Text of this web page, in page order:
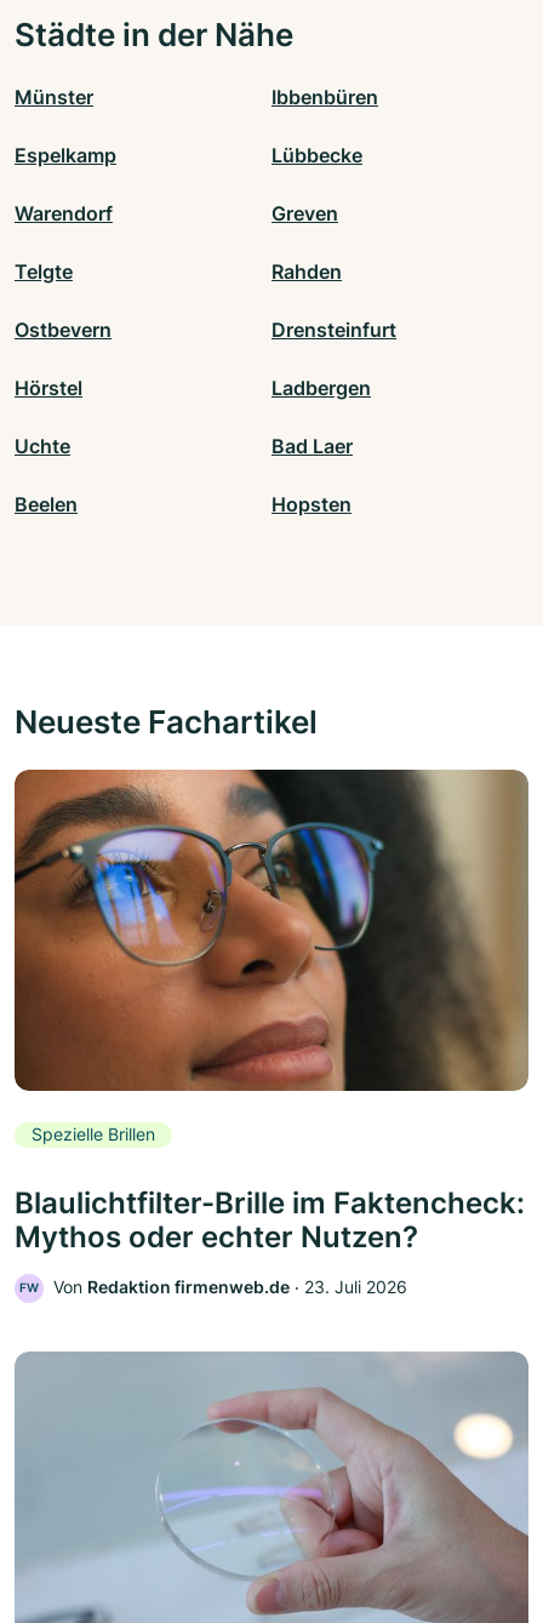
Städte in der Nähe
Münster Ibbenbüren
Espelkamp Lübbecke
Warendorf Greven
Telgte Rahden
Ostbevern Drensteinfurt
Hörstel Ladbergen
Uchte Bad Laer
Beelen Hopsten
Neueste Fachartikel
Spezielle Brillen
Blaulichtfilter-Brille im Faktencheck:
Mythos oder echter Nutzen?
FW Von Redaktion firmenweb.de ‧ 23. Juli 2026